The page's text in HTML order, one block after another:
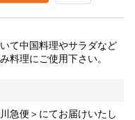
て中国料理やサラダなど
料理にご使用下さい。
急便＞にてお届けいたし